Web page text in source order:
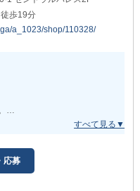
ご安心を！
。
！
歩19分
a_1023/shop/110328/
せん。
応募